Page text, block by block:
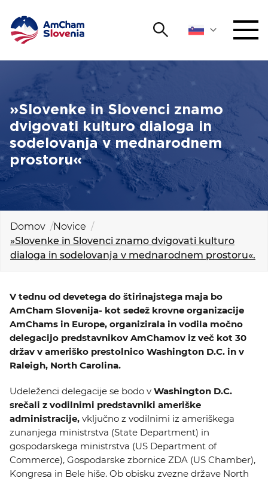
Išči
DOGODKI IN MREŽENJE
ZAGOVORNIŠTVO
AmChamYOUNG
MEDNARODNO SODELOVANJE
ČLANSTVO
O NAS
NOVICE
KONTAKT
Želimo postati član
»Slovenke in Slovenci znamo
dvigovati kulturo dialoga in
sodelovanja v mednarodnem
prostoru«
Domov
Novice
»Slovenke in Slovenci znamo dvigovati kulturo
dialoga in sodelovanja v mednarodnem prostoru«.
V tednu od devetega do štirinajstega maja bo
AmCham Slovenija- kot sedež krovne organizacije
AmChams in Europe, organizirala in vodila močno
delegacijo predstavnikov AmChamov iz več kot 30
držav v ameriško prestolnico Washington D.C. in v
Raleigh, North Carolina.
Udeleženci delegacije se bodo v Washington D.C.
srečali z vodilnimi predstavniki ameriške
administracije, vključno z vodilnimi iz ameriškega
zunanjega ministrstva (State Department) in
gospodarskega ministrstva (US Department of
Commerce), Gospodarske zbornice ZDA (US Chamber),
Kongresa in Bele hiše. Ob obisku zvezne države North